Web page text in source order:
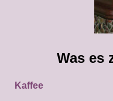
Was es
Kaffee